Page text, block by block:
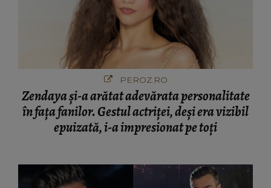
PEROZ.RO
Zendaya și-a arătat adevărata personalitate
în fața fanilor. Gestul actriței, deși era vizibil
epuizată, i-a impresionat pe toți